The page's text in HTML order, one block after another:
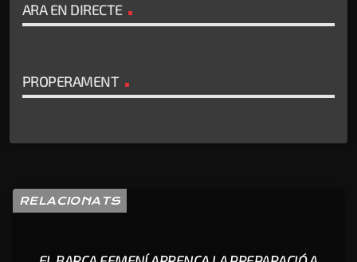
ARA EN DIRECTE
PROPERAMENT
RELACIONATS